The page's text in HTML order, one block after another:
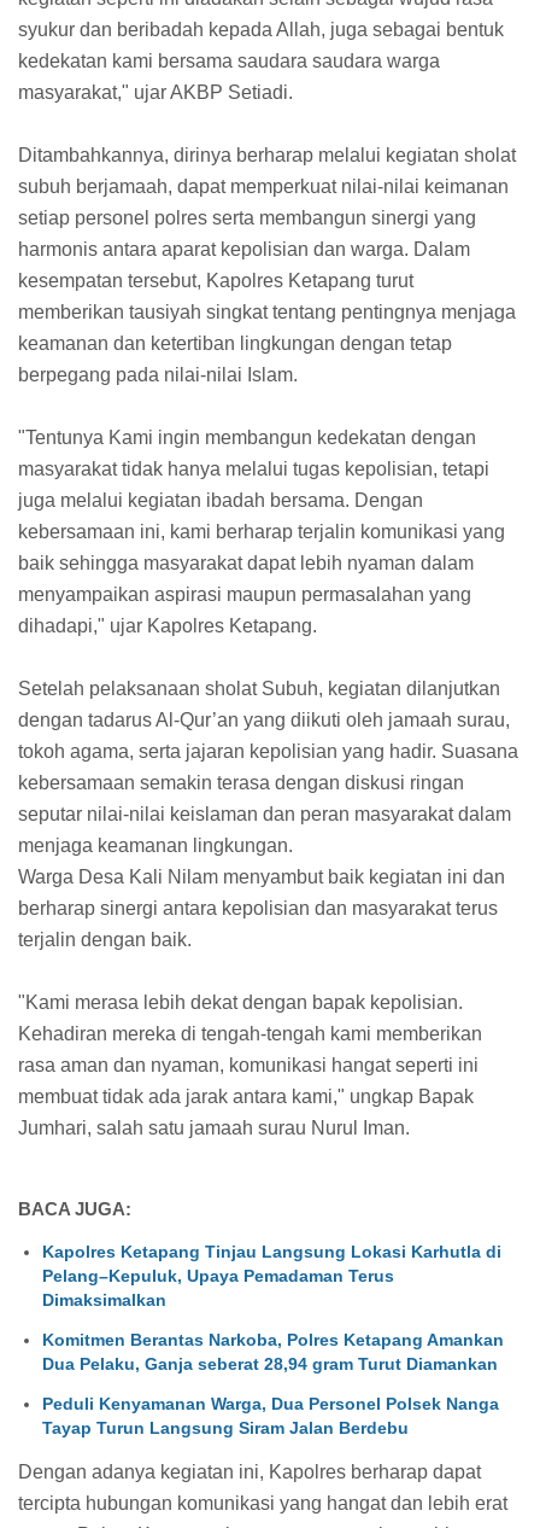
syukur dan beribadah kepada Allah, juga sebagai bentuk
kedekatan kami bersama saudara saudara warga
masyarakat," ujar AKBP Setiadi.
Ditambahkannya, dirinya berharap melalui kegiatan sholat
subuh berjamaah, dapat memperkuat nilai-nilai keimanan
setiap personel polres serta membangun sinergi yang
harmonis antara aparat kepolisian dan warga. Dalam
kesempatan tersebut, Kapolres Ketapang turut
memberikan tausiyah singkat tentang pentingnya menjaga
keamanan dan ketertiban lingkungan dengan tetap
berpegang pada nilai-nilai Islam.
"Tentunya Kami ingin membangun kedekatan dengan
masyarakat tidak hanya melalui tugas kepolisian, tetapi
juga melalui kegiatan ibadah bersama. Dengan
kebersamaan ini, kami berharap terjalin komunikasi yang
baik sehingga masyarakat dapat lebih nyaman dalam
menyampaikan aspirasi maupun permasalahan yang
dihadapi," ujar Kapolres Ketapang.
Setelah pelaksanaan sholat Subuh, kegiatan dilanjutkan
dengan tadarus Al-Qur’an yang diikuti oleh jamaah surau,
tokoh agama, serta jajaran kepolisian yang hadir. Suasana
kebersamaan semakin terasa dengan diskusi ringan
seputar nilai-nilai keislaman dan peran masyarakat dalam
menjaga keamanan lingkungan.
Warga Desa Kali Nilam menyambut baik kegiatan ini dan
berharap sinergi antara kepolisian dan masyarakat terus
terjalin dengan baik.
"Kami merasa lebih dekat dengan bapak kepolisian.
Kehadiran mereka di tengah-tengah kami memberikan
rasa aman dan nyaman, komunikasi hangat seperti ini
membuat tidak ada jarak antara kami," ungkap Bapak
Jumhari, salah satu jamaah surau Nurul Iman.
BACA JUGA:
Kapolres Ketapang Tinjau Langsung Lokasi Karhutla di
Pelang–Kepuluk, Upaya Pemadaman Terus
Dimaksimalkan
Komitmen Berantas Narkoba, Polres Ketapang Amankan
Dua Pelaku, Ganja seberat 28,94 gram Turut Diamankan
Peduli Kenyamanan Warga, Dua Personel Polsek Nanga
Tayap Turun Langsung Siram Jalan Berdebu
Dengan adanya kegiatan ini, Kapolres berharap dapat
tercipta hubungan komunikasi yang hangat dan lebih erat